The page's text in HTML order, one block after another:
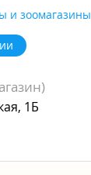
и зоомагазины
1Б